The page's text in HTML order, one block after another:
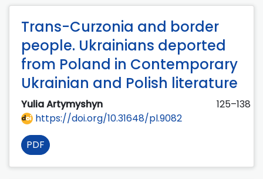
Trans-Curzonia and border
people. Ukrainians deported
from Poland in Contemporary
Ukrainian and Polish literature
Yulia Artymyshyn
125–138
https://doi.org/10.31648/pl.9082
PDF